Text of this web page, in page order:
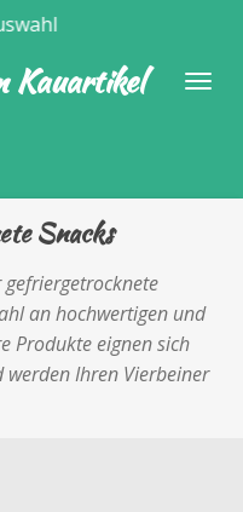
Snacks
an hochwertigen und
Produkte eignen sich
werden Ihren Vierbeiner